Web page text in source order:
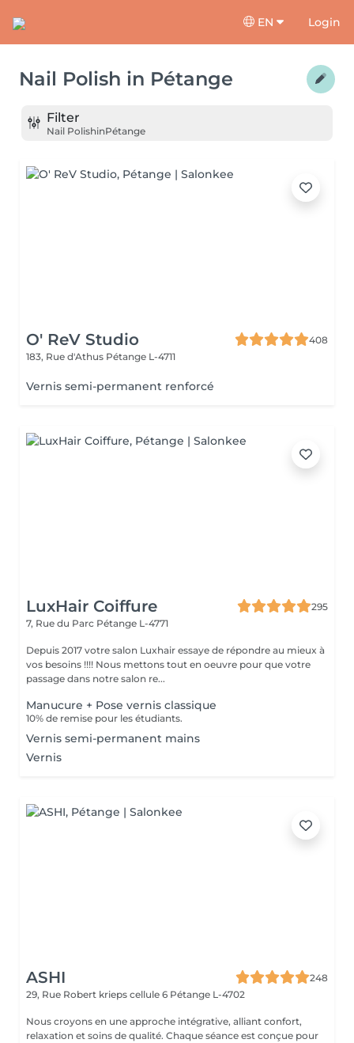
EN Login
Nail Polish in Pétange
Filter
Nail PolishinPétange
O' ReV Studio
408
183, Rue d'Athus Pétange L-4711
Vernis semi-permanent renforcé
LuxHair Coiffure
295
7, Rue du Parc Pétange L-4771
Depuis 2017 votre salon Luxhair essaye de répondre au mieux à
vos besoins !!!! Nous mettons tout en oeuvre pour que votre
passage dans notre salon re...
Manucure + Pose vernis classique
10% de remise pour les étudiants.
Vernis semi-permanent mains
Vernis
ASHI
248
29, Rue Robert krieps cellule 6 Pétange L-4702
Nous croyons en une approche intégrative, alliant confort,
relaxation et soins de qualité. Chaque séance est conçue pour